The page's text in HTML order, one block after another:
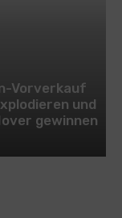
Vorverkauf
und
gewinnen